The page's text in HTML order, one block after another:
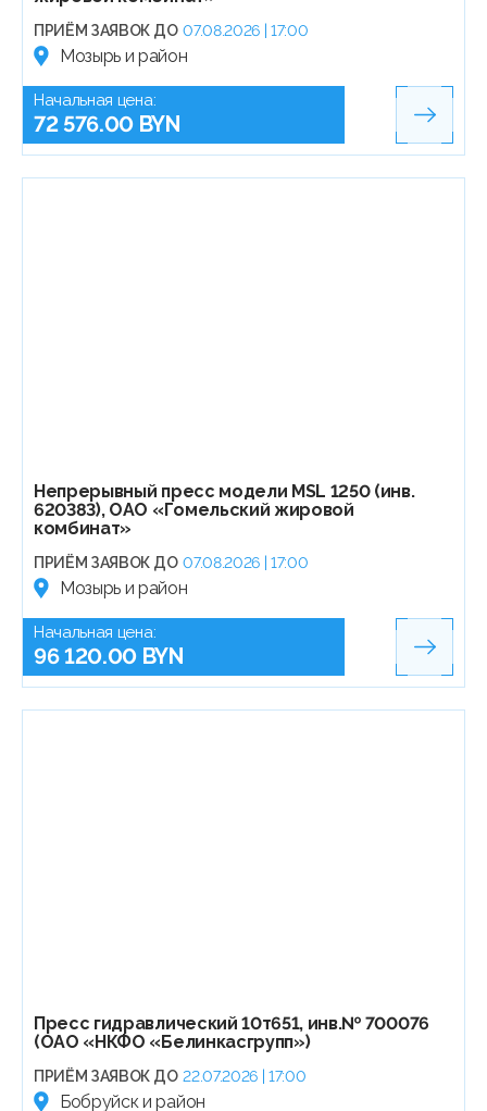
ПРИЁМ ЗАЯВОК ДО 07.08.2026 | 17:00
Мозырь и район
Начальная цена:
72 576.00 BYN
Непрерывный пресс модели MSL 1250 (инв.
620383), ОАО «Гомельский жировой
комбинат»
ПРИЁМ ЗАЯВОК ДО 07.08.2026 | 17:00
Мозырь и район
Начальная цена:
96 120.00 BYN
Пресс гидравлический 10т651, инв.№ 700076
(ОАО «НКФО «Белинкасгрупп»)
ПРИЁМ ЗАЯВОК ДО 22.07.2026 | 17:00
Бобруйск и район